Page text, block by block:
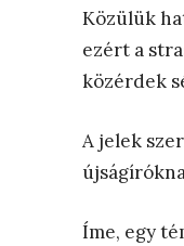
Közülük
ezért a
közérdek
A jelek
Íme, egy